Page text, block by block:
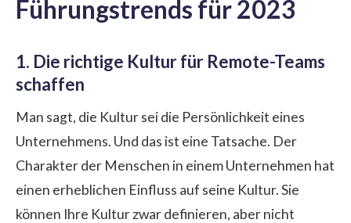
Führungstrends für 2023
1. Die richtige Kultur für Remote-Teams
schaffen
Man sagt, die Kultur sei die Persönlichkeit eines
Unternehmens. Und das ist eine Tatsache. Der
Charakter der Menschen in einem Unternehmen hat
einen erheblichen Einfluss auf seine Kultur. Sie
können Ihre Kultur zwar definieren, aber nicht